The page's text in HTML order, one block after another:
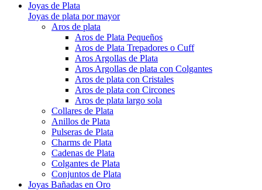
Joyas de Plata
Joyas de plata por mayor
Aros de plata
Aros de Plata Pequeños
Aros de Plata Trepadores o Cuff
Aros Argollas de Plata
Aros Argollas de plata con Colgantes
Aros de plata con Cristales
Aros de plata con Circones
Aros de plata largo sola
Collares de Plata
Anillos de Plata
Pulseras de Plata
Charms de Plata
Cadenas de Plata
Colgantes de Plata
Conjuntos de Plata
Joyas Bañadas en Oro